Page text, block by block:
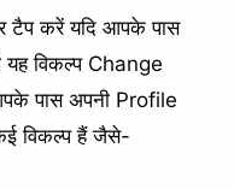
करें यदि आपके पास
विकल्प Change
पास अपनी Profile
विकल्प हैं जैसे-